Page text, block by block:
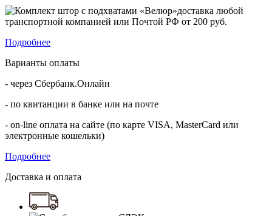
доставка любой
транспортной компанией или Почтой РФ от 200 руб.
Подробнее
Варианты оплаты
- через Сбербанк.Онлайн
- по квитанции в банке или на почте
- on-line оплата на сайте (по карте VISA, MasterCard или
электронные кошельки)
Подробнее
Доставка и оплата